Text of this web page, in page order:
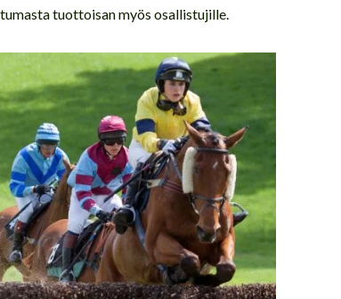
tuottoisan myös osallistujille.